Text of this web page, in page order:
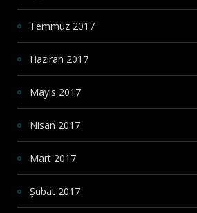
Temmuz 2017
Haziran 2017
Mayıs 2017
Nisan 2017
Mart 2017
Şubat 2017